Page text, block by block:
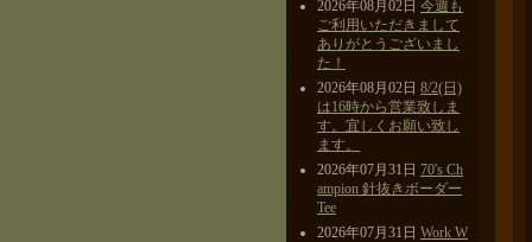
2026年08月02日 今週も
ご利用いただきまして
ありがとうございまし
た！
2026年08月02日 8/2(日)
は16時から営業致しま
す。宜しくお願い致し
ます。
2026年07月31日 70's Ch
ampion 針抜きボーダー
Tee
2026年07月31日 Work W